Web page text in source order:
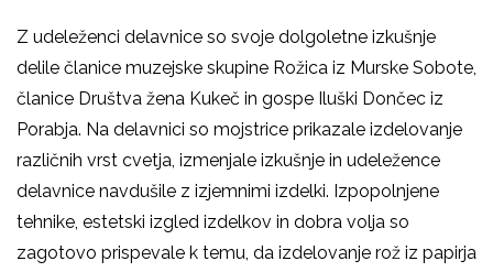
Z udeleženci delavnice so svoje dolgoletne izkušnje
delile članice muzejske skupine Rožica iz Murske Sobote,
članice Društva žena Kukeč in gospe Iluški Dončec iz
Porabja. Na delavnici so mojstrice prikazale izdelovanje
različnih vrst cvetja, izmenjale izkušnje in udeležence
delavnice navdušile z izjemnimi izdelki. Izpopolnjene
tehnike, estetski izgled izdelkov in dobra volja so
zagotovo prispevale k temu, da izdelovanje rož iz papirja